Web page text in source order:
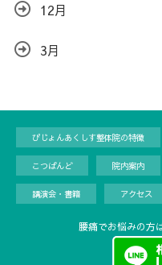
腰痛でお悩みの方
12月
3月
ぴじょんあくしす整体院の特徴
こつばんど 院内案内
講演会・書籍 アクセス